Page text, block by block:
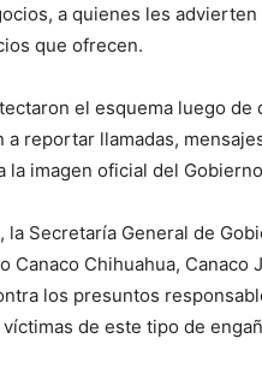
a quienes les
que ofrecen.
el esquema luego
a reportar llamadas,
la imagen oficial del
la Secretaría General de
Canaco Chihuahua, Canaco
los presuntos
de este tipo de